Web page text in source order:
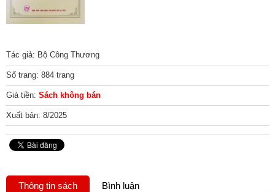
Tác giả: Bộ Công Thương
Số trang: 884 trang
Giá tiền: Sách không bán
Xuất bản: 8/2025
Thông tin sách Bình luận